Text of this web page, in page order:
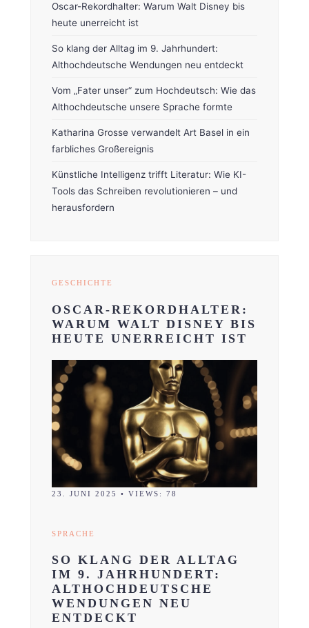
Oscar-Rekordhalter: Warum Walt Disney bis
heute unerreicht ist
So klang der Alltag im 9. Jahrhundert:
Althochdeutsche Wendungen neu entdeckt
Vom „Fater unser“ zum Hochdeutsch: Wie das
Althochdeutsche unsere Sprache formte
Katharina Grosse verwandelt Art Basel in ein
farbliches Großereignis
Künstliche Intelligenz trifft Literatur: Wie KI-
Tools das Schreiben revolutionieren – und
herausfordern
GESCHICHTE
OSCAR-REKORDHALTER:
WARUM WALT DISNEY BIS
HEUTE UNERREICHT IST
23. JUNI 2025 • VIEWS: 78
SPRACHE
SO KLANG DER ALLTAG
IM 9. JAHRHUNDERT:
ALTHOCHDEUTSCHE
WENDUNGEN NEU
ENTDECKT